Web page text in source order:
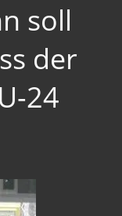
soll
der
24